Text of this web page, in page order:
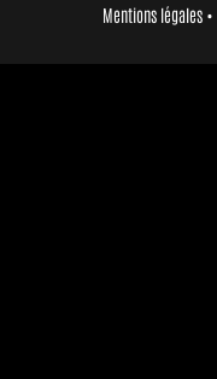
Mentions légales•